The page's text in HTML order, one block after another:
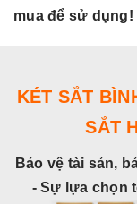
mua để sử dụng!
KÉT SẮT
SẮT
Bảo vệ tài sản,
- Sự lựa chọn